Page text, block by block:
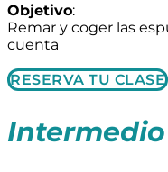
Objetivo:
Remar y coger las
cuenta
RESERVA TU CLASE
Intermedio